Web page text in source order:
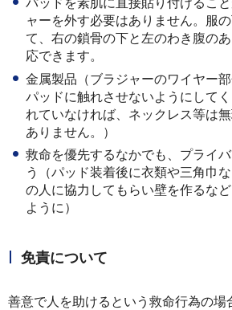
パッドを素肌に直接貼り付けるこ
ャーを外す必要はありません。服
て、右の鎖骨の下と左のわき腹の
応できます。
金属製品（ブラジャーのワイヤー
パッドに触れさせないようにして
れていなければ、ネックレス等は
ありません。）
救命を優先するなかでも、プライ
う（パッド装着後に衣類や三角巾
の人に協力してもらい壁を作るな
ように）
免責について
善意で人を助けるという救命行為の場